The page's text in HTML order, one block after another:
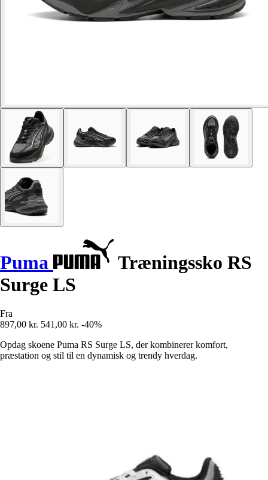
Puma
Træningssko RS
Surge LS
Fra
897,00 kr. 541,00 kr. -40%
Opdag skoene Puma RS Surge LS, der kombinerer komfort,
præstation og stil til en dynamisk og trendy hverdag.